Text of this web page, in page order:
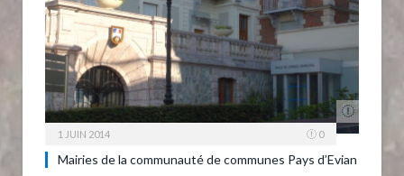
1 JUIN 2014 0
Mairies de la communauté de communes Pays d’Evian